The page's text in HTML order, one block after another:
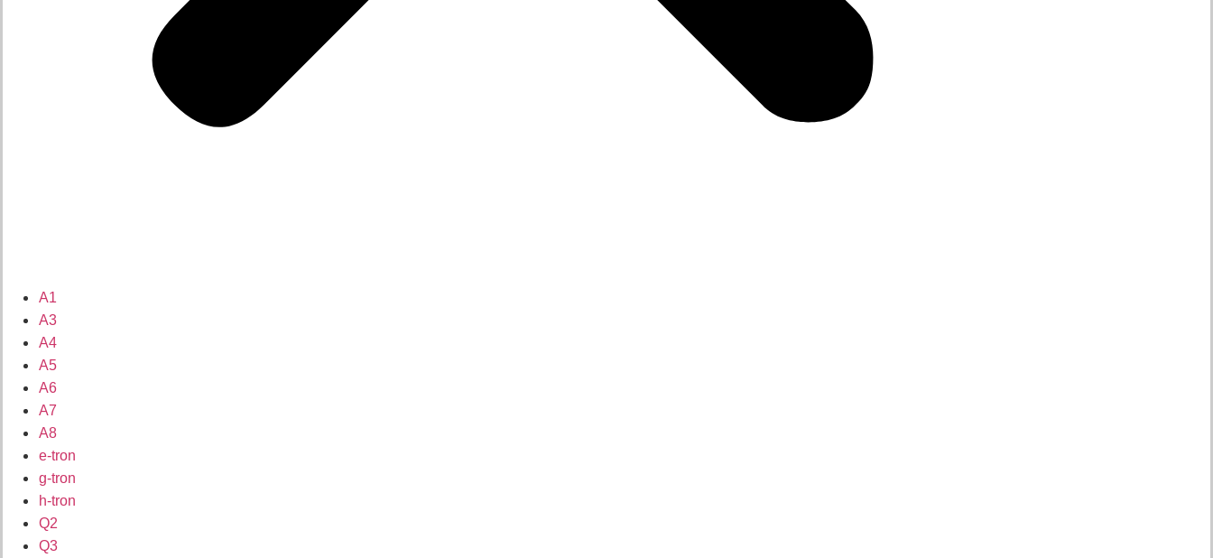
A1
A3
A4
A5
A6
A7
A8
e-tron
g-tron
h-tron
Q2
Q3